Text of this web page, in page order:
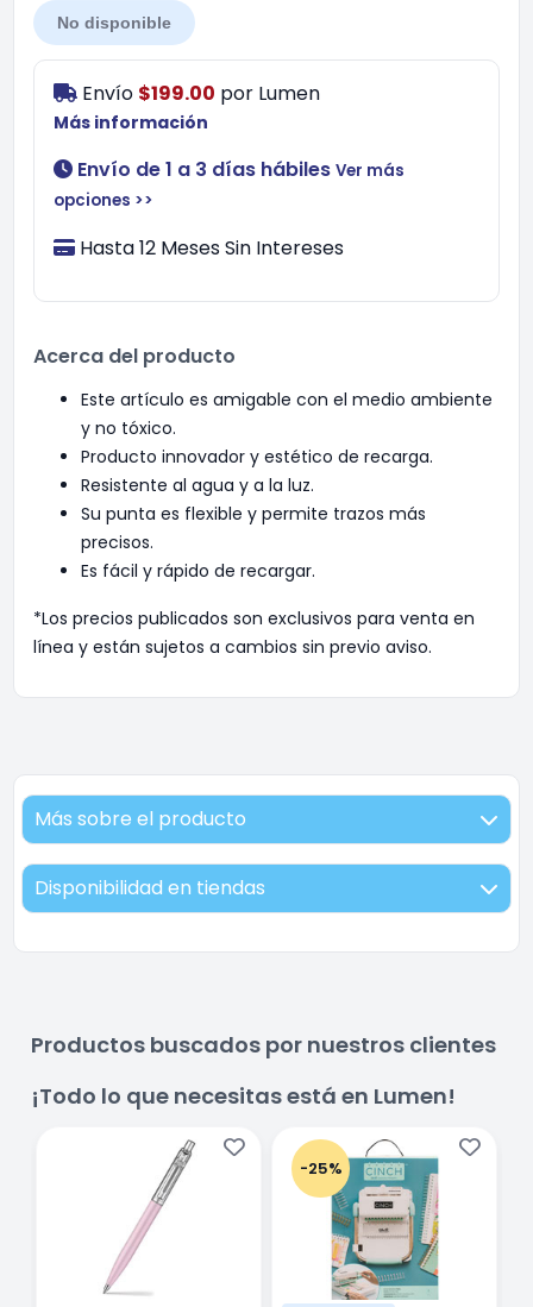
No disponible
Envío $199.00 por Lumen
Más información
Envío de 1 a 3 días hábiles Ver más
opciones >>
Hasta 12 Meses Sin Intereses
Acerca del producto
Este artículo es amigable con el medio ambiente
y no tóxico.
Producto innovador y estético de recarga.
Resistente al agua y a la luz.
Su punta es flexible y permite trazos más
precisos.
Es fácil y rápido de recargar.
*Los precios publicados son exclusivos para venta en
línea y están sujetos a cambios sin previo aviso.
Más sobre el producto
Disponibilidad en tiendas
Productos buscados por nuestros clientes
¡Todo lo que necesitas está en Lumen!
-25%